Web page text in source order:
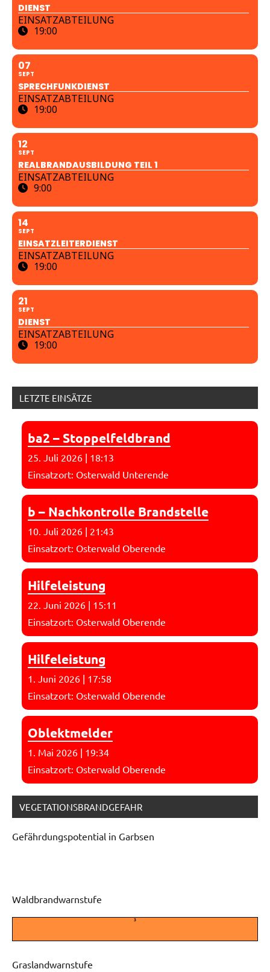
DIENST
EINSATZABTEILUNG
19:00
07
SEPT
SPRECHFUNKDIENST
EINSATZABTEILUNG
19:00
12
SEPT
REALBRANDAUSBILDUNG TEIL 1
EINSATZABTEILUNG
9:00
14
SEPT
EINSATZLEITERDIENST
EINSATZABTEILUNG
19:00
21
SEPT
DIENST
EINSATZABTEILUNG
19:00
LETZTE EINSÄTZE
ba2 – Stoppelfeldbrand
25. Juli 2026 | 18:13
Einsatzort: Osterwald Unterende
b – Nachkontrolle Brandstelle
10. Juli 2026 | 21:43
Einsatzort: Osterwald Oberende
Hilfeleistung
22. Juni 2026 | 15:11
Einsatzort: Osterwald Oberende
Hilfeleistung
1. Juni 2026 | 17:58
Einsatzort: Osterwald Oberende
Oblektmelder
1. Mai 2026 | 19:34
Einsatzort: Osterwald Oberende
VEGETATIONSBRANDGEFAHR
Gefährdungspotential in Garbsen
Waldbrandwarnstufe
3
Graslandwarnstufe